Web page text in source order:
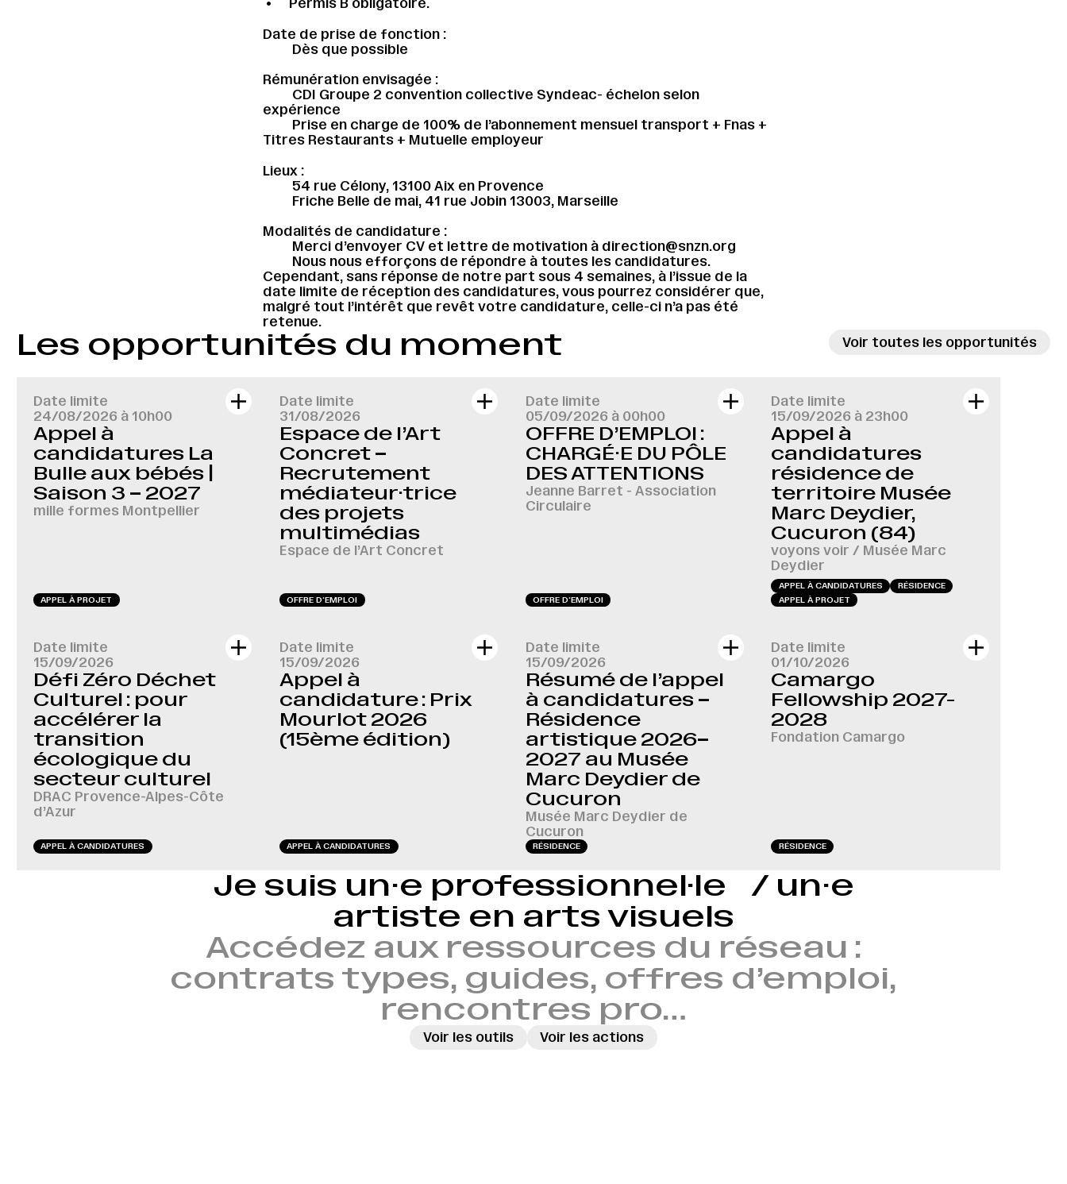
Permis B obligatoire.
Date de prise de fonction :
Dès que possible
Rémunération envisagée :
CDI Groupe 2 convention collective Syndeac- échelon selon
expérience
Prise en charge de 100% de l’abonnement mensuel transport + Fnas +
Titres Restaurants + Mutuelle employeur
Lieux :
54 rue Célony, 13100 Aix en Provence
Friche Belle de mai, 41 rue Jobin 13003, Marseille
Modalités de candidature :
Merci d’envoyer CV et lettre de motivation à direction@snzn.org
Nous nous efforçons de répondre à toutes les candidatures.
Cependant, sans réponse de notre part sous 4 semaines, à l’issue de la
date limite de réception des candidatures, vous pourrez considérer que,
malgré tout l’intérêt que revêt votre candidature, celle-ci n’a pas été
retenue.
Les opportunités du moment Voir toutes les opportunités
Date limite
24/08/2026 à 10h00
Appel à
candidatures La
Bulle aux bébés |
Saison 3 – 2027
mille formes Montpellier
APPEL À PROJET
Date limite
31/08/2026
Espace de l’Art
Concret –
Recrutement
médiateur·trice
des projets
multimédias
Espace de l’Art Concret
OFFRE D‘EMPLOI
Date limite
05/09/2026 à 00h00
OFFRE D’EMPLOI :
CHARGÉ·E DU PÔLE
DES ATTENTIONS
Jeanne Barret - Association
Circulaire
OFFRE D‘EMPLOI
Date limite
15/09/2026 à 23h00
Appel à
candidatures
résidence de
territoire Musée
Marc Deydier,
Cucuron (84)
voyons voir / Musée Marc
Deydier
APPEL À CANDIDATURES
RÉSIDENCE
APPEL À PROJET
Date limite
15/09/2026
Défi Zéro Déchet
Culturel : pour
accélérer la
transition
écologique du
secteur culturel
DRAC Provence-Alpes-Côte
d’Azur
APPEL À CANDIDATURES
Date limite
15/09/2026
Appel à
candidature : Prix
Mourlot 2026
(15ème édition)
APPEL À CANDIDATURES
Date limite
15/09/2026
Résumé de l’appel
à candidatures –
Résidence
artistique 2026–
2027 au Musée
Marc Deydier de
Cucuron
Musée Marc Deydier de
Cucuron
RÉSIDENCE
Date limite
01/10/2026
Camargo
Fellowship 2027-
2028
Fondation Camargo
RÉSIDENCE
Je suis un·e professionnel·le / un·e
artiste en arts visuels
Accédez aux ressources du réseau :
contrats types, guides, offres d’emploi,
rencontres pro…
→
Voir les outils Voir les actions